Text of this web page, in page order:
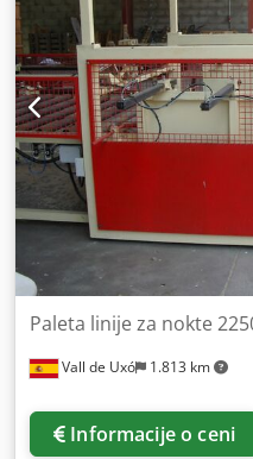
Vall de Uxó 1.813 km
Paleta linije za nokte
Informacije o ceni